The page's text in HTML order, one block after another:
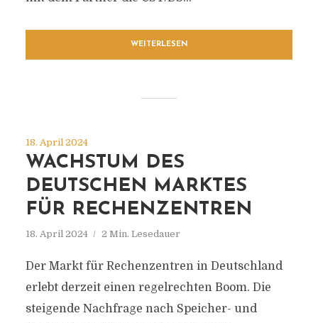
WEITERLESEN
18. April 2024
WACHSTUM DES
DEUTSCHEN MARKTES
FÜR RECHENZENTREN
18. April 2024 2 Min. Lesedauer
Der Markt für Rechenzentren in Deutschland
erlebt derzeit einen regelrechten Boom. Die
steigende Nachfrage nach Speicher- und